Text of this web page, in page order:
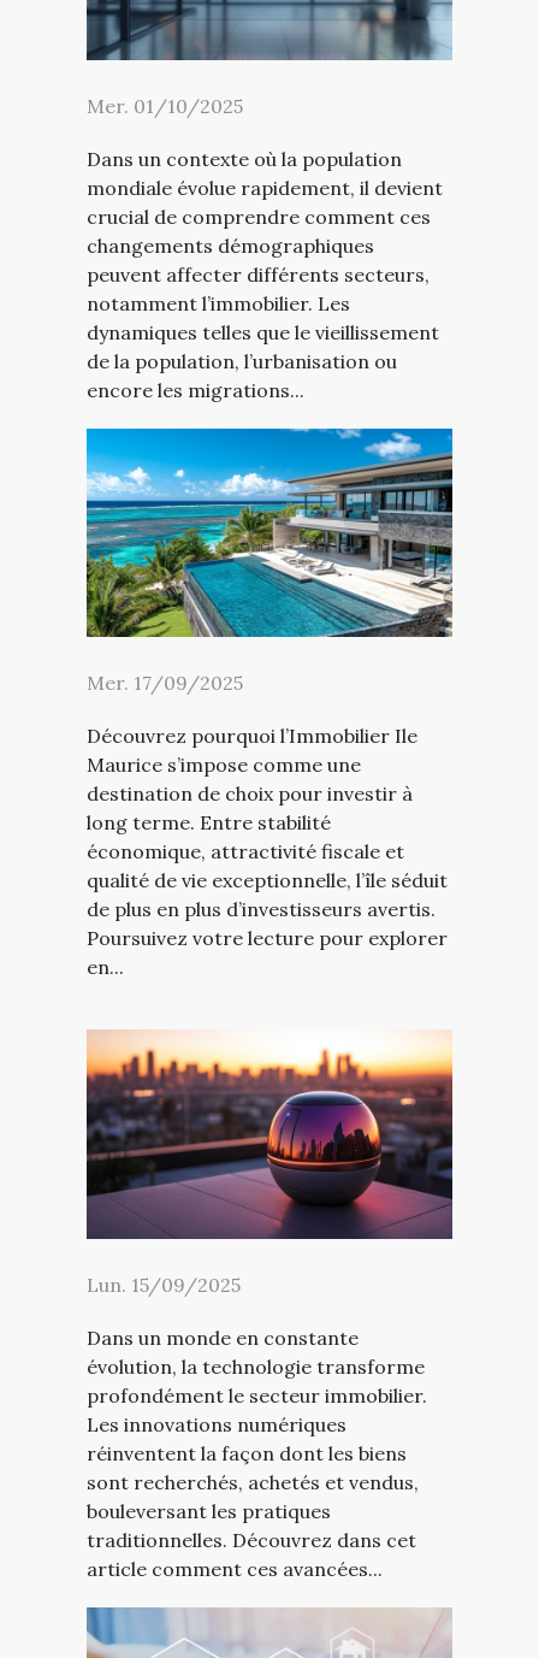
Mer. 01/10/2025
Dans un contexte où la population
mondiale évolue rapidement, il devient
crucial de comprendre comment ces
changements démographiques
peuvent affecter différents secteurs,
notamment l’immobilier. Les
dynamiques telles que le vieillissement
de la population, l’urbanisation ou
encore les migrations...
Mer. 17/09/2025
Découvrez pourquoi l’Immobilier Ile
Maurice s’impose comme une
destination de choix pour investir à
long terme. Entre stabilité
économique, attractivité fiscale et
qualité de vie exceptionnelle, l’île séduit
de plus en plus d’investisseurs avertis.
Poursuivez votre lecture pour explorer
en...
Lun. 15/09/2025
Dans un monde en constante
évolution, la technologie transforme
profondément le secteur immobilier.
Les innovations numériques
réinventent la façon dont les biens
sont recherchés, achetés et vendus,
bouleversant les pratiques
traditionnelles. Découvrez dans cet
article comment ces avancées...